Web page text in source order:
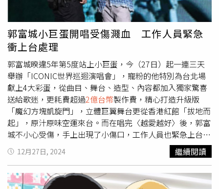
郭富城小巨蛋開唱受傷濺血 工作人員緊急
衝上台處理
郭富城暌違5年第5度站上小巨蛋，今（27日）起一連三天
舉辦「ICONIC世界巡迴演唱會」，寵粉的他特別為台北場
獻上4大彩蛋，從曲目、舞台、造型、內容都加入獨家驚喜
送給歌迷，更耗費超過2億台幣製作費，精心打造升級版
「魔幻方塊凱旋門」，立體巨翼舞台更從香港紅館「拔地而
起」，原汁原味空運來台。而在唱完〈越愛越好〉後，郭富
城不小心受傷，手上出現了小傷口，工作人員也緊急上台幫
他處理。郭富城相隔5年在小巨蛋開唱。（圖／焦正德攝）
一開場郭富城以快歌〈Exit〉揭開序幕，已經59歲的他跳起
舞來寶刀未來，點燃全場氣氛，他也大呼5年沒見到台灣歌
迷，非常想大家，「5年了，你們還好嗎？5年的變化很大，
12月27日, 2024 繼續閱讀